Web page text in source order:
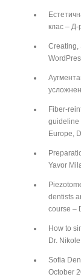
клас –
Creating,
Fiber-
guideline
Europe,
Yavor
dentists
course –
How to
Dr.
Sofia
October